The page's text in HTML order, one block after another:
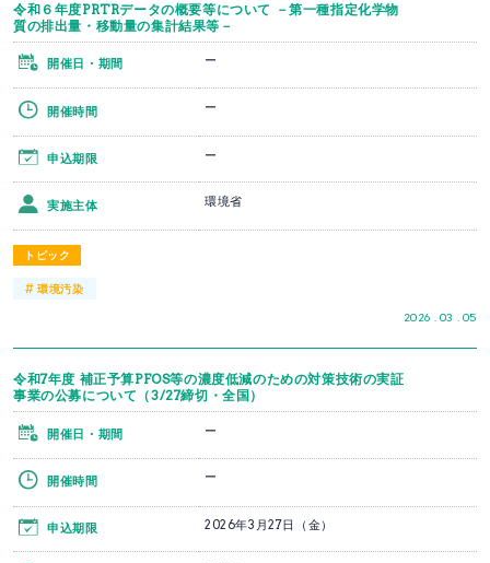
令和６年度PRTRデータの概要等について －第一種指定化学物
質の排出量・移動量の集計結果等－
トピック
2026 . 03 . 05
開催日・期間 ー
開催時間 ー
申込期限 ー
実施主体 環境省
#環境汚染
令和7年度 補正予算PFOS等の濃度低減のための対策技術の実証
事業の公募について（3/27締切・全国）
開催日・期間 ー
開催時間 ー
申込期限 2026年3月27日（金）